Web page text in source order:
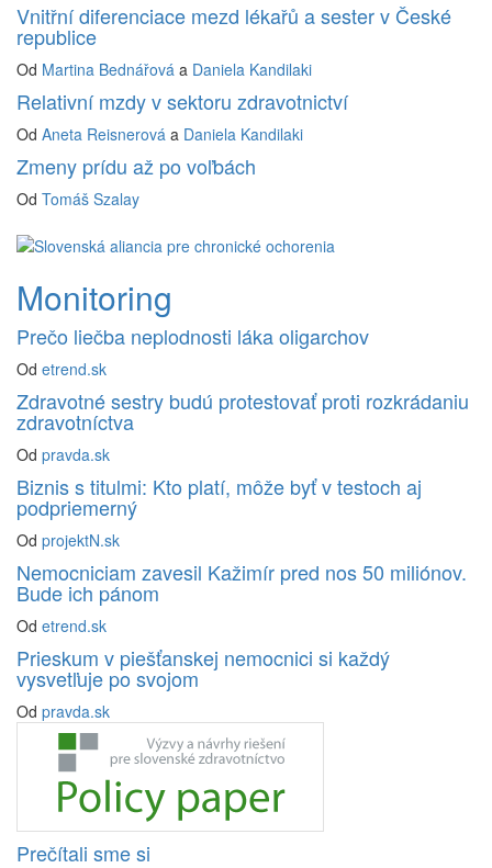
Vnitřní diferenciace mezd lékařů a sester v České
republice
Od Martina Bednářová a Daniela Kandilaki
Relativní mzdy v sektoru zdravotnictví
Od Aneta Reisnerová a Daniela Kandilaki
Zmeny prídu až po voľbách
Od Tomáš Szalay
Monitoring
Prečo liečba neplodnosti láka oligarchov
Od etrend.sk
Zdravotné sestry budú protestovať proti rozkrádaniu
zdravotníctva
Od pravda.sk
Biznis s titulmi: Kto platí, môže byť v testoch aj
podpriemerný
Od projektN.sk
Nemocniciam zavesil Kažimír pred nos 50 miliónov.
Bude ich pánom
Od etrend.sk
Prieskum v piešťanskej nemocnici si každý
vysvetľuje po svojom
Od pravda.sk
Prečítali sme si